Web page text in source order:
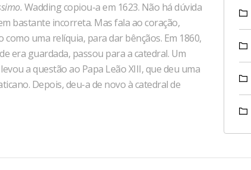
Wadding copiou-a em 1623. Não há dúvida
bastante incorreta. Mas fala ao coração,
uma relíquia, para dar bênçãos. Em 1860,
era guardada, passou para a catedral. Um
a questão ao Papa Leão XIII, que deu uma
Depois, deu-a de novo à catedral de